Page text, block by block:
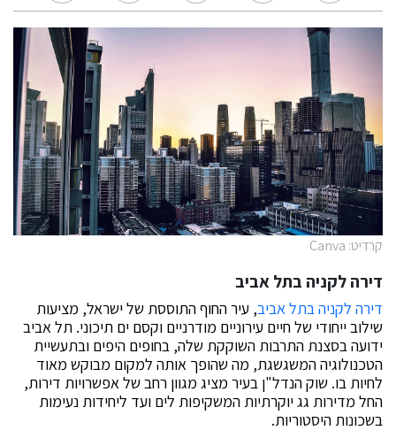
קרדיט: Canva
דירה לקניה בתל אביב
דירה לקניה בתל אביב, עיר החוף התוססת של ישראל, מציעות
שילוב ייחודי של חיים עירוניים מודרניים וקסם ים תיכוני. תל אביב
ידועה בסצנת התרבות השוקקת שלה, בחופים היפים ובתעשיית
הטכנולוגיה המשגשגת, מה שהופך אותה למקום מבוקש מאוד
לחיות בו. שוק הנדל"ן בעיר מציג מגוון רחב של אפשרויות דירות,
החל מדירות גג יוקרתיות המשקיפות לים ועד ליחידות נעימות
בשכונות היסטוריות.